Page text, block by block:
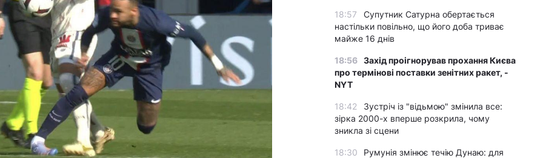
18:57
Супутник Сатурна обертається
настільки повільно, що його доба триває
майже 16 днів
18:56 Захід проігнорував прохання Києва
про термінові поставки зенітних ракет, -
NYT
18:42
Зустріч із "відьмою" змінила все:
зірка 2000-х вперше розкрила, чому
зникла зі сцени
18:30
Румунія змінює течію Дунаю: для